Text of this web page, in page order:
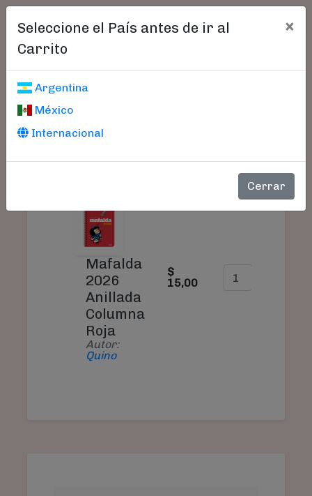
Seleccione el País antes de ir al
Carrito
×
Argentina
México
Internacional
Cerrar
Carrito De Compras
PRODUCTO PRECIO CANTIDAD
Mafalda
2026
Anillada
Columna
Roja
Autor:
Quino
$
15,00